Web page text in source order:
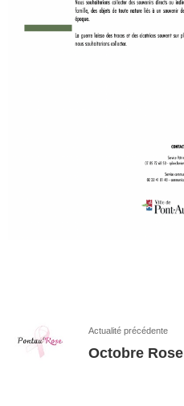
Actualité précédente
Octobre Rose